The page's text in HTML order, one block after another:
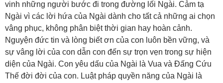
vinh những người bước đi trong đường lối Ngài. Cảm tạ
Ngài vì các lời hứa của Ngài dành cho tất cả những ai chọn
vâng phục, không phân biệt thời gian hay hoàn cảnh.
Nguyện đức tin và lòng biết ơn của con luôn bền vững, và
sự vâng lời của con dẫn con đến sự trọn vẹn trong sự hiện
diện của Ngài. Con yêu dấu của Ngài là Vua và Đấng Cứu
Thế đời đời của con. Luật pháp quyền năng của Ngài là